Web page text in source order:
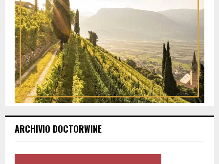
ARCHIVIO DOCTORWINE